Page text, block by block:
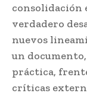
consolidación
verdadero
nuevos
un
práctica,
críticas